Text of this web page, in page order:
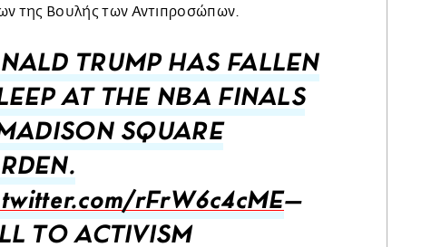
της Βουλής των Αντιπροσώπων.
TRUMP HAS FALLEN
AT THE NBA FINALS
SQUARE
rFrW6c4cME —
TO ACTIVISM